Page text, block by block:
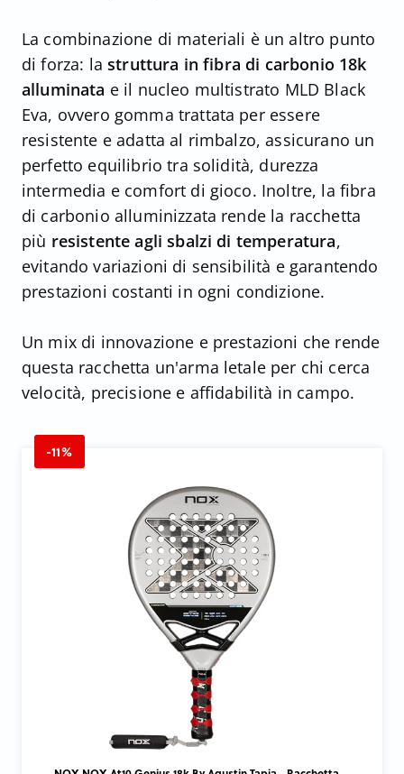
La combinazione di materiali è un altro punto
di forza: lastruttura in fibra di carbonio 18k
alluminata e il nucleo multistrato MLD Black
Eva, ovvero gomma trattata per essere
resistente e adatta al rimbalzo, assicurano un
perfetto equilibrio tra solidità, durezza
intermedia e comfort di gioco. Inoltre, la fibra
di carbonio alluminizzata rende la racchetta
più resistente agli sbalzi di temperatura,
evitando variazioni di sensibilità e garantendo
prestazioni costanti in ogni condizione.
Un mix di innovazione e prestazioni che rende
questa racchetta un'arma letale per chi cerca
velocità, precisione e affidabilità in campo.
-11%